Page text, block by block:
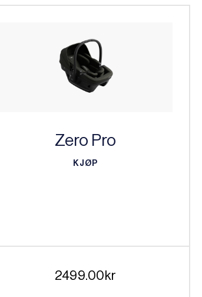
Zero Pro
KJØP
2499.00kr